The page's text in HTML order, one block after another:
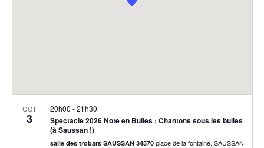
OCT
3
Spectacle 2026 Note en Bulles : Chantons sous les bulles
(à Saussan !)
20h00 -21h30
salle des trobars SAUSSAN 34570 place de la fontaine, SAUSSAN